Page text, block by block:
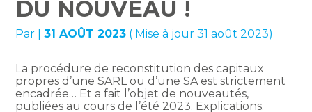
DU NOUVEAU !
Par |31 AOÛT 2023 ( Mise à jour 31 août 2023)
La procédure de reconstitution des capitaux
propres d’une SARL ou d’une SA est strictement
encadrée… Et a fait l’objet de nouveautés,
publiées au cours de l’été 2023. Explications.